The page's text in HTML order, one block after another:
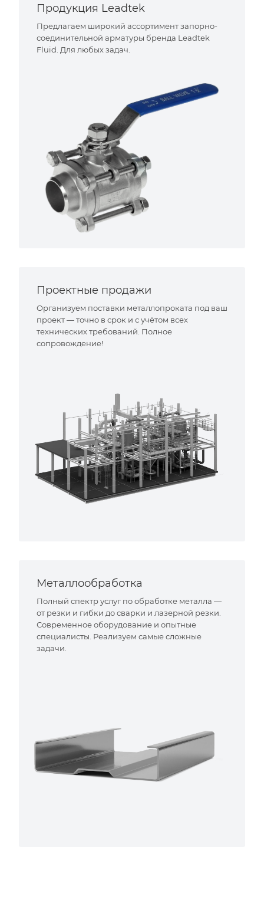
Продукция Leadtek
Предлагаем широкий ассортимент запорно-
соединительной арматуры бренда Leadtek
Fluid. Для любых задач.
Проектные продажи
Организуем поставки металлопроката под ваш
проект — точно в срок и с учётом всех
технических требований. Полное
сопровождение!
Металлообработка
Полный спектр услуг по обработке металла —
от резки и гибки до сварки и лазерной резки.
Современное оборудование и опытные
специалисты. Реализуем самые сложные
задачи.